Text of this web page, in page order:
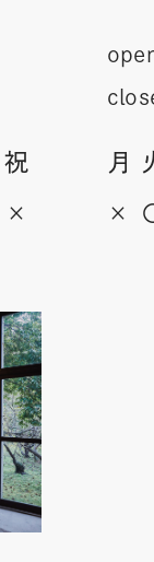
祝
×
月
×